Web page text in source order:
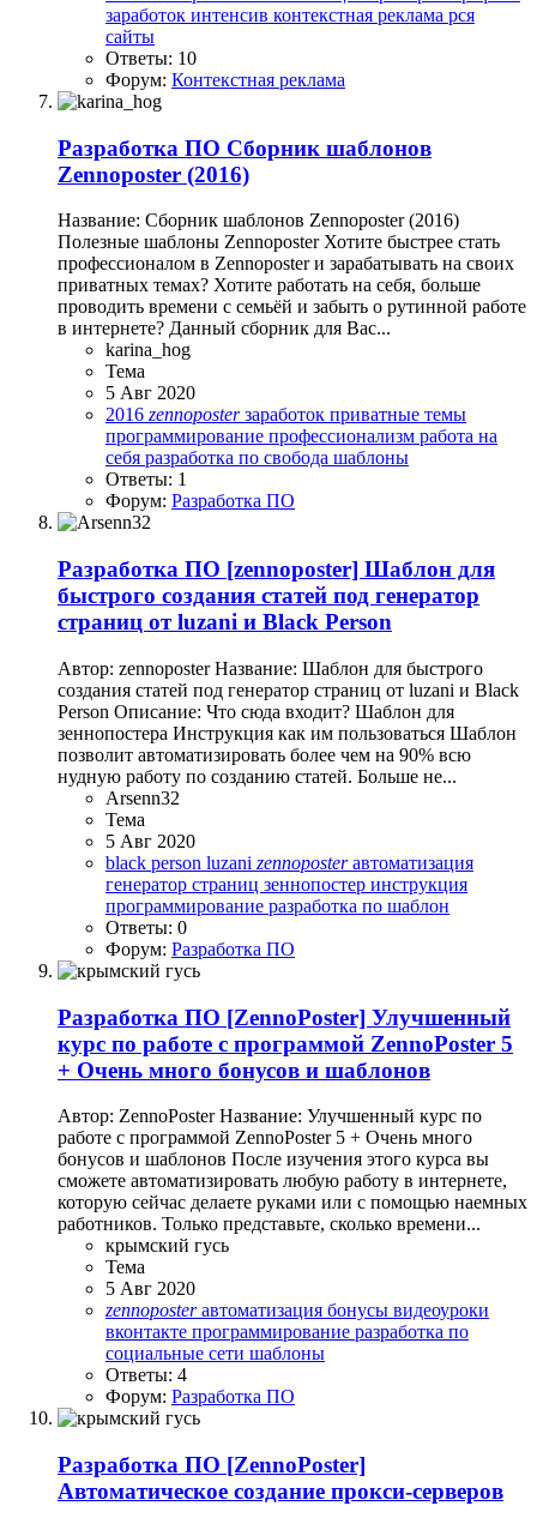
заработок интенсив контекстная реклама рся
сайты
Ответы: 10
Форум: Контекстная реклама
Разработка ПО Сборник шаблонов
Zennoposter (2016)
Название: Сборник шаблонов Zennoposter (2016)
Полезные шаблоны Zennoposter Хотите быстрее стать
профессионалом в Zennoposter и зарабатывать на своих
приватных темах? Хотите работать на себя, больше
проводить времени с семьёй и забыть о рутинной работе
в интернете? Данный сборник для Вас...
karina_hog
Тема
5 Авг 2020
2016 zennoposter заработок приватные темы
программирование профессионализм работа на
себя разработка по свобода шаблоны
Ответы: 1
Форум: Разработка ПО
Разработка ПО [zennoposter] Шаблон для
быстрого создания статей под генератор
страниц от luzani и Black Person
Автор: zennoposter Название: Шаблон для быстрого
создания статей под генератор страниц от luzani и Black
Person Описание: Что сюда входит? Шаблон для
зеннопостера Инструкция как им пользоваться Шаблон
позволит автоматизировать более чем на 90% всю
нудную работу по созданию статей. Больше не...
Arsenn32
Тема
5 Авг 2020
black person luzani zennoposter автоматизация
генератор страниц зеннопостер инструкция
программирование разработка по шаблон
Ответы: 0
Форум: Разработка ПО
Разработка ПО [ZennoPoster] Улучшенный
курс по работе с программой ZennoPoster 5
+ Очень много бонусов и шаблонов
Автор: ZennoPoster Название: Улучшенный курс по
работе с программой ZennoPoster 5 + Очень много
бонусов и шаблонов После изучения этого курса вы
сможете автоматизировать любую работу в интернете,
которую сейчас делаете руками или с помощью наемных
работников. Только представьте, сколько времени...
крымский гусь
Тема
5 Авг 2020
zennoposter автоматизация бонусы видеоуроки
вконтакте программирование разработка по
социальные сети шаблоны
Ответы: 4
Форум: Разработка ПО
Разработка ПО [ZennoPoster]
Автоматическое создание прокси-серверов